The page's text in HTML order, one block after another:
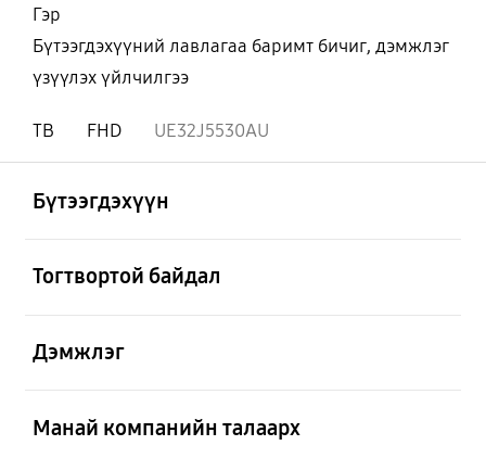
Гэр
Бүтээгдэхүүний лавлагаа баримт бичиг, дэмжлэг
үзүүлэх үйлчилгээ
ТВ FHD UE32J5530AU
Бүтээгдэхүүн
Тогтвортой байдал
Дэмжлэг
Манай компанийн талаарх